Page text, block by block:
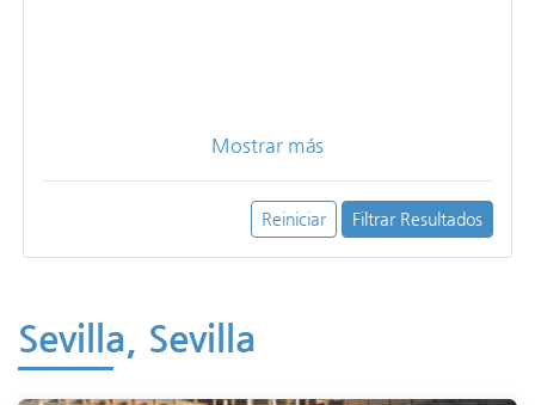
Mostrar más
Reiniciar Filtrar Resultados
Sevilla, Sevilla